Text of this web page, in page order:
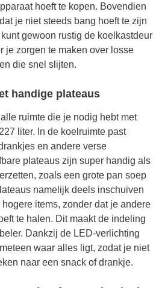
hoeft te kopen. Bovendien
je niet steeds bang hoeft te zijn
gewoon rustig de koelkastdeur
je zorgen te maken over losse
die snel slijten.
handige plateaus
ruimte die je nodig hebt met
liter. In de koelruimte past
en andere verse
plateaus zijn super handig als
zoals een grote pan soep
namelijk deels inschuiven
items, zonder dat je andere
te halen. Dit maakt de indeling
Dankzij de LED-verlichting
waar alles ligt, zodat je niet
naar een snack of drankje.